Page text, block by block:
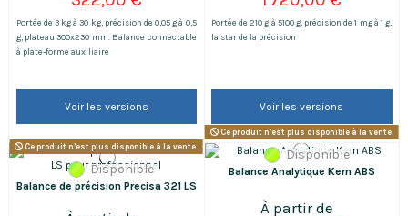
Portée de 3 kg à 30 kg, précision de 0,05 g à 0,5
g, plateau 300x230 mm. Balance connectable
à plate-forme auxiliaire
Voir les versions
Portée de 210 g à 5100 g, précision de 1 mg à 1 g,
la star de la précision
Voir les versions
Ce produit n’est plus disponible à la vente.
Balance de précision Precisa 321 LS
Disponible
Ce produit n’est plus disponible à la vente.
Balance Analytique Kern ABS
Disponible